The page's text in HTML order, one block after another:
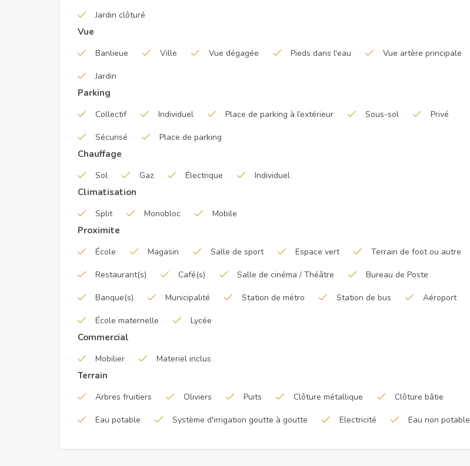
Jardin clôturé
Vue
Banlieue Ville Vue dégagée Pieds dans l'eau Vue artère principale
Jardin
Parking
Collectif Individuel Place de parking à l’extérieur Sous-sol Privé
Sécurisé Place de parking
Chauffage
Sol Gaz Électrique Individuel
Climatisation
Split Monobloc Mobile
Proximite
École Magasin Salle de sport Espace vert Terrain de foot ou autre
Restaurant(s) Café(s) Salle de cinéma / Théâtre Bureau de Poste
Banque(s) Municipalité Station de métro Station de bus Aéroport
École maternelle Lycée
Commercial
Mobilier Materiel inclus
Terrain
Arbres fruitiers Oliviers Puits Clôture métallique Clôture bâtie
Eau potable Système d'irrigation goutte à goutte Electricité Eau non potable